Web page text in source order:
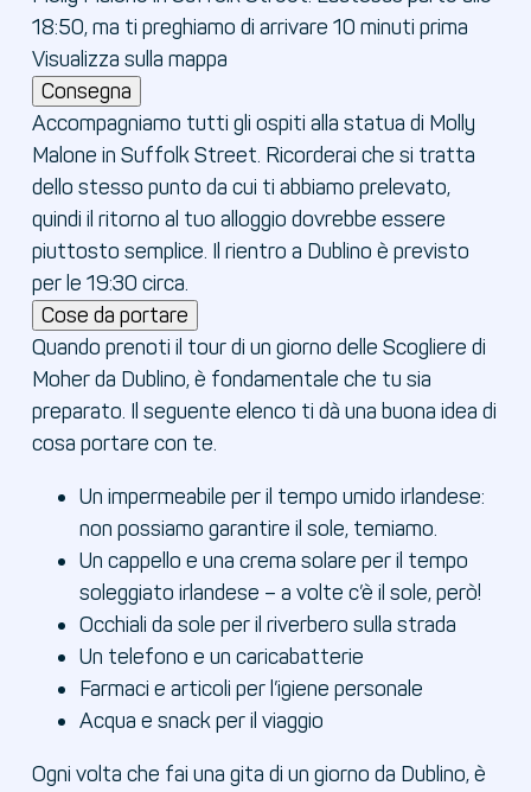
18:50, ma ti preghiamo di arrivare 10 minuti prima
Visualizza sulla mappa
Consegna
Accompagniamo tutti gli ospiti alla statua di Molly
Malone in Suffolk Street. Ricorderai che si tratta
dello stesso punto da cui ti abbiamo prelevato,
quindi il ritorno al tuo alloggio dovrebbe essere
piuttosto semplice. Il rientro a Dublino è previsto
per le 19:30 circa.
Cose da portare
Quando prenoti il tour di un giorno delle Scogliere di
Moher da Dublino, è fondamentale che tu sia
preparato. Il seguente elenco ti dà una buona idea di
cosa portare con te.
Un impermeabile per il tempo umido irlandese:
non possiamo garantire il sole, temiamo.
Un cappello e una crema solare per il tempo
soleggiato irlandese – a volte c’è il sole, però!
Occhiali da sole per il riverbero sulla strada
Un telefono e un caricabatterie
Farmaci e articoli per l’igiene personale
Acqua e snack per il viaggio
Ogni volta che fai una gita di un giorno da Dublino, è